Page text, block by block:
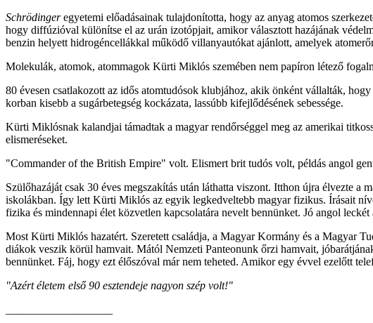
Schrödingeregyetemi előadásainak tulajdonította, hogy az anyag atomos
hogy diffúzióval különítse el az urán izotópjait, amikor választott hazájának
benzin helyett hidrogéncellákkal működő villanyautókat ajánlott, amelyek
Molekulák, atomok, atommagok Kürti Miklós szemében nem papíron létező
80 évesen csatlakozott az idős atomtudósok klubjához, akik önként vállalták,
korban kisebb a sugárbetegség kockázata, lassúbb kifejlődésének sebessége.
Kürti Miklósnak kalandjai támadtak a magyar rendőrséggel meg az amerikai
elismeréseket.
"Commander of the British Empire" volt. Elismert brit tudós volt, példás angol
Szülőhazáját csak 30 éves megszakítás után láthatta viszont. Itthon újra élvezte
iskolákban. Így lett Kürti Miklós az egyik legkedveltebb magyar fizikus. Írásait
fizika és mindennapi élet közvetlen kapcsolatára nevelt bennünket. Jó angol
Most Kürti Miklós hazatért. Szeretett családja, a Magyar Kormány és a Magyar
diákok veszik körül hamvait. Mától Nemzeti Panteonunk őrzi hamvait,
bennünket. Fáj, hogy ezt élőszóval már nem teheted. Amikor egy évvel ezelőtt
"Azért életem első 90 esztendeje nagyon szép volt!"